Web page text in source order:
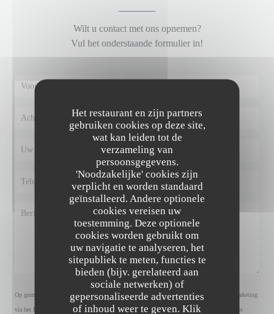
Het restaurant en zijn partners
gebruiken cookies op deze site,
wat kan leiden tot de
verzameling van
persoonsgegevens.
'Noodzakelijke' cookies zijn
verplicht en worden standaard
geïnstalleerd. Andere optionele
cookies vereisen uw
toestemming. Deze optionele
cookies worden gebruikt om
uw navigatie te analyseren, het
sitepubliek te meten, functies te
bieden (bijv. gerelateerd aan
sociale netwerken) of
gepersonaliseerde advertenties
of inhoud weer te geven. Klik
Wilt u contact met ons opnemen?
Vul het onderstaande formulier in!
Op grond van de privacywetgeving heeft u het recht om u af te melden voor telefonische marketing
via het Bel-me-niet Register:bel-me-niet.nl. Voor meer informatie over hoe wij uw gegevens